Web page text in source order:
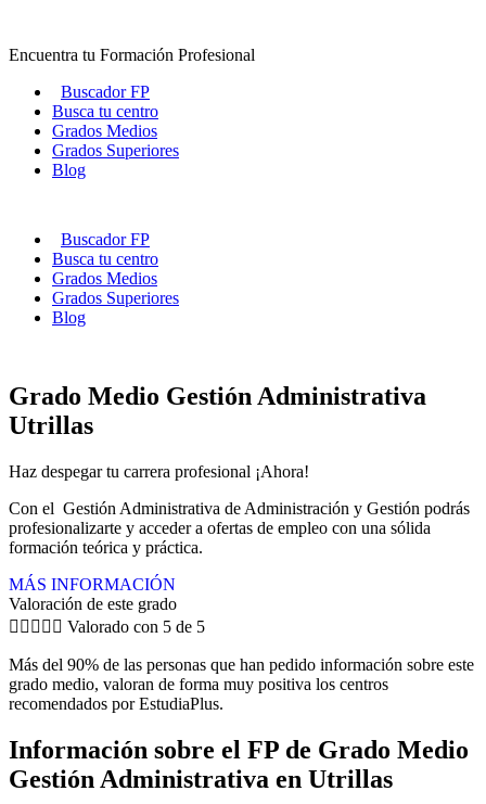
contenido
Encuentra tu Formación Profesional
Buscador FP
Busca tu centro
Grados Medios
Grados Superiores
Blog
Buscador FP
Busca tu centro
Grados Medios
Grados Superiores
Blog
Grado Medio Gestión Administrativa
Utrillas
Haz despegar tu carrera profesional ¡Ahora!
Con el Gestión Administrativa de Administración y Gestión podrás
profesionalizarte y acceder a ofertas de empleo con una sólida
formación teórica y práctica.
MÁS INFORMACIÓN
Valoración de este grado
     Valorado con 5 de 5
Más del 90% de las personas que han pedido información sobre este
grado medio, valoran de forma muy positiva los centros
recomendados por EstudiaPlus.
Información sobre el FP de Grado Medio
Gestión Administrativa en Utrillas